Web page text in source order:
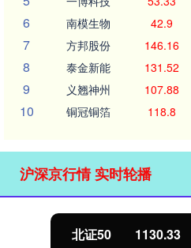
6 南模生物 42.9
7 方邦股份 146.16
8 泰金新能 131.52
9 义翘神州 107.88
10 铜冠铜箔 118.8
沪深京行情 实时轮播
北证50 1130.33